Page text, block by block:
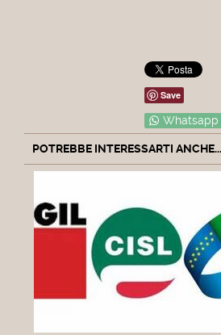
Save
Whatsapp
POTREBBE INTERESSARTI ANCHE...